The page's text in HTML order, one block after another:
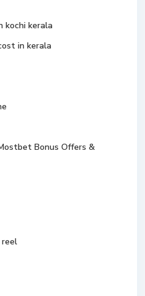
kochi kerala
in kerala
Bonus Offers &